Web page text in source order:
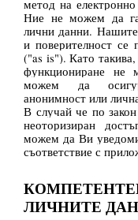
метод на
Ние не можем да
лични данни. Нашите
и поверителност се
("as is"). Като
функциониране не
можем да
анонимност или
В случай че по
неоторизиран
можем да Ви
съответствие с
ЛИЧНИТЕ